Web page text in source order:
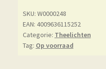
SKU: W0000248
EAN: 4009636115252
Categorie: Theelichten
Tag: Op voorraad